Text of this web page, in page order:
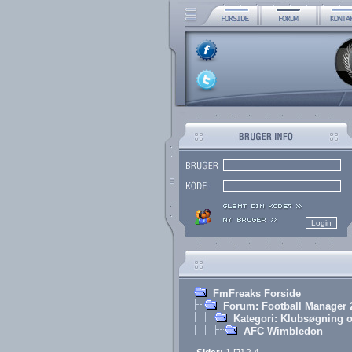
FmFreaks Forside
Forum: Football Manager
Kategori: Klubsøgning
AFC Wimbledon